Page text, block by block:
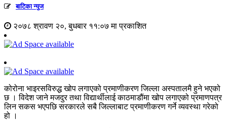
बाटिका न्युज
२०७८ श्रावण २०, बुधबार ११:०७ मा प्रकाशित
कोरोना भाइरसविरुद्ध खोप लगाएको प्रमाणीकरण जिल्ला अस्पतालमै हुने भएको
छ । विदेश जाने मजदुर तथा विद्यार्थीलाई काठमाडौंमा खोप लगाएको प्रमाणपत्र
लिन सकस भएपछि सरकारले सबै जिल्लाबाट प्रमाणीकरण गर्ने व्यवस्था गरेको
हो ।